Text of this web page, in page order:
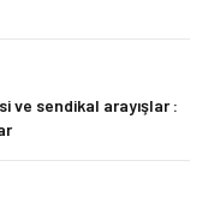
ve sendikal arayışlar :